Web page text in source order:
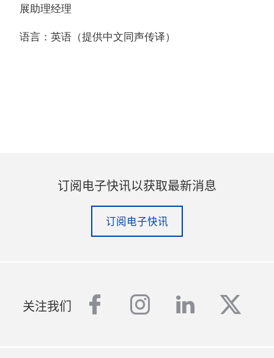
展助理经理
语言：英语（提供中文同声传译）
订阅电子快讯以获取最新消息
订阅电子快讯
关注我们 facebook
instagram
linkedin